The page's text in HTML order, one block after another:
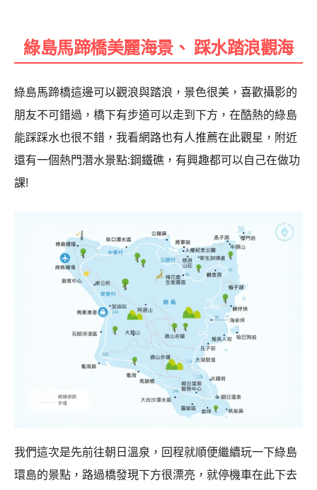
綠島馬蹄橋美麗海景、 踩水踏浪觀海
綠島馬蹄橋這邊可以觀浪與踏浪，景色很美，喜歡攝影的
朋友不可錯過，橋下有步道可以走到下方，在酷熱的綠島
能踩踩水也很不錯，我看網路也有人推薦在此觀星，附近
還有一個熱門潛水景點:鋼鐵礁，有興趣都可以自己在做功
課!
我們這次是先前往朝日溫泉，回程就順便繼續玩一下綠島
環島的景點，路過橋發現下方很漂亮，就停機車在此下去